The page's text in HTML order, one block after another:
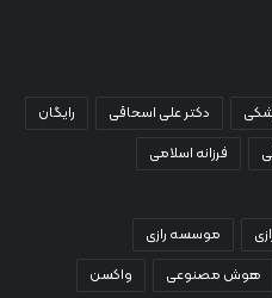
دکتر علی اسحاقی
رایگان
فرزانه اسلامی
موسسه رازی
هوش مصنوعی
واکسن